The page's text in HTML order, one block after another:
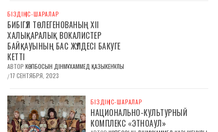
БІЗДІҢ ІС-ШАРАЛАР
БИБІГҮЛ ТӨЛЕГЕНОВАНЫҢ ХІІ
ХАЛЫҚАРАЛЫҚ ВОКАЛИСТЕР
БАЙҚАУЫНЫҢ БАС ЖҮЛДЕСІ БАКУГЕ
КЕТТІ
АВТОР КӨПБОСЫН ДІНМҰХАММЕД ҚАЗЫКЕНҰЛЫ
/17 СЕНТЯБРЯ, 2023
БІЗДІҢ ІС-ШАРАЛАР
НАЦИОНАЛЬНО-КУЛЬТУРНЫЙ
КОМПЛЕКС «ЭТНОАУЛ»